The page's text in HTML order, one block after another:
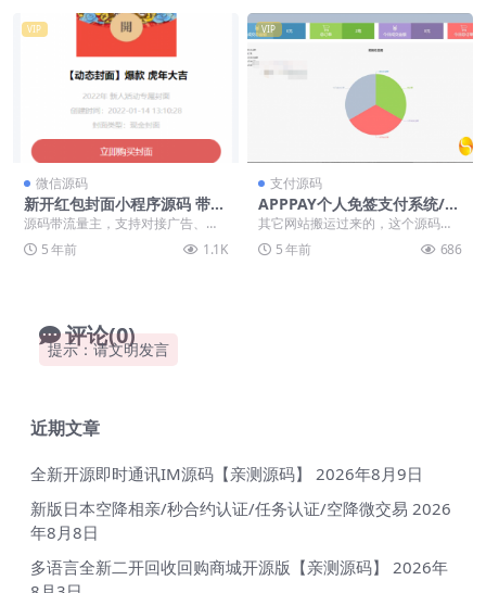
VIP
微信源码
新开红包封面小程序源码 带总
端支持开下级站新开红包封面
小程序源码 带总端支持开下级
站
源码带流量主，支持对接广告、邀
请助力模式、在线下单购买、头像
在线生成功能，这款源...
5 年前 1.1K
VIP
支付源码
APPPAY个人免签支付系统/微
信免签支付/码支付系统
其它网站搬运过来的，这个源码也
是精品的市面上也是很少的，这套
单微信支付的是没有支...
5 年前 686
评论(0)
提示：请文明发言
近期文章
全新开源即时通讯IM源码【亲测源码】
2026年8月9日
新版日本空降相亲/秒合约认证/任务认证/空降微交易 2026
年8月8日
多语言全新二开回收回购商城开源版【亲测源码】
2026年